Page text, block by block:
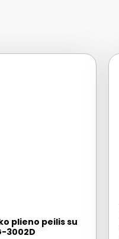
plieno peilis su
3002D